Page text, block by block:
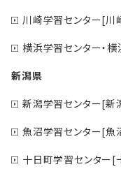
川崎学習センター[川
横浜学習センター・
新潟県
新潟学習センター[新
魚沼学習センター[魚
十日町学習センター[